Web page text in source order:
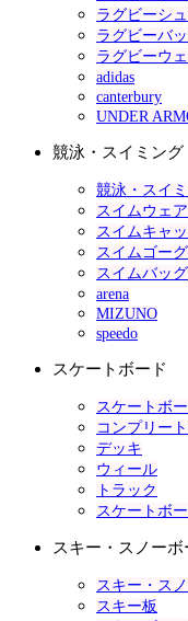
ラグビーシ
ラグビーバ
ラグビーウ
adidas
canterbury
UNDER
競泳・スイミング
競泳・スイ
スイムウェ
スイムキャ
スイムゴー
スイムバッグ
arena
MIZUNO
speedo
スケートボード
スケートボ
コンプリー
デッキ
ウィール
トラック
スケートボ
スキー・スノーボ
スキー・ス
スキー板